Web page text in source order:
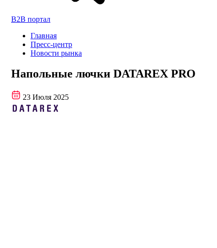
B2B портал
Главная
Пресс-центр
Новости рынка
Напольные лючки DATAREX PRO
23 Июля 2025